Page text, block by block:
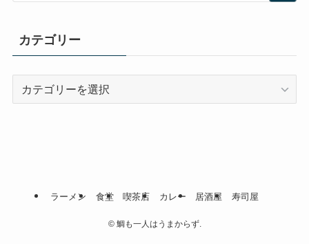
カテゴリー
ラーメン 食堂 喫茶店 カレー 居酒屋 寿司屋
©鯛も一人はうまからず.